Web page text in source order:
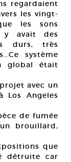
regardaient
les vingt-
les sons
y avait des
durs, très
système
global était
avec un
Los Angeles
de fumée
brouillard,
que
détruite car